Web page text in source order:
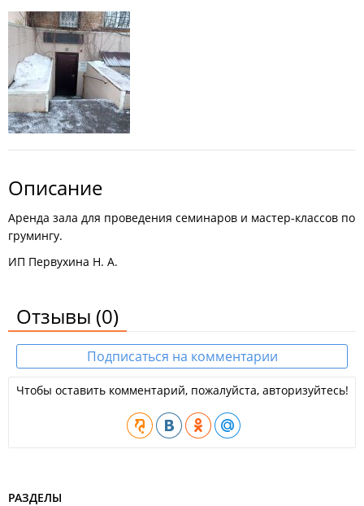
Описание
Аренда зала для проведения семинаров и мастер-классов по
грумингу.
ИП Первухина Н. А.
Отзывы (0)
Подписаться на комментарии
Чтобы оставить комментарий, пожалуйста, авторизуйтесь!
РАЗДЕЛЫ